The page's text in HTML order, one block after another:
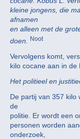
kleine jongens, die
afnamen
en alleen met de
doen.
Noot
Vervolgens komt,
kilo cocane aan in de
Het politieel en
De partij van 357 kilo
de
politie. Er wordt een
personen worden
onderzoek,